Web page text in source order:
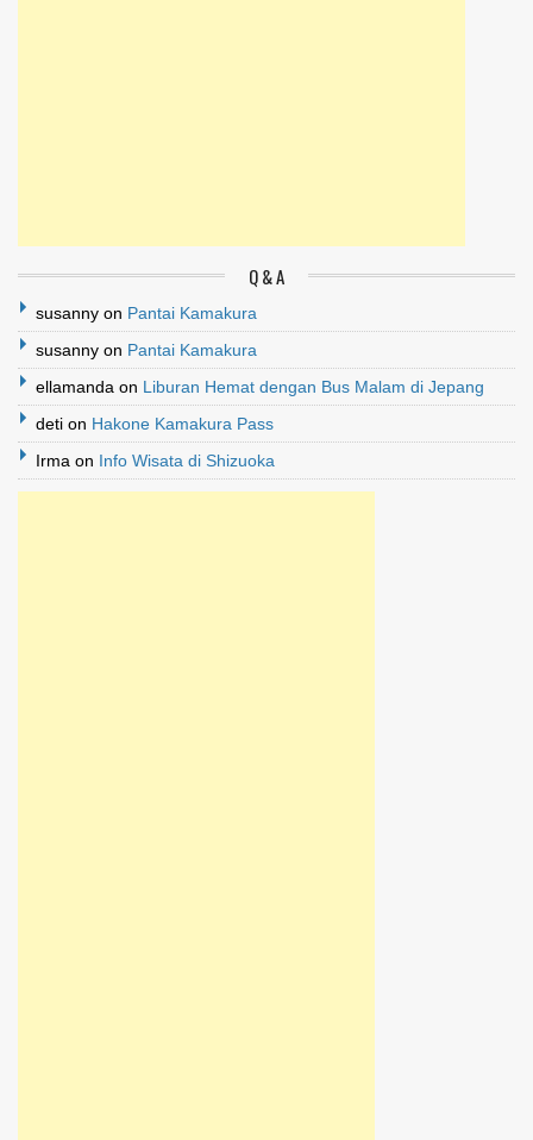
Q & A
susanny on Pantai Kamakura
susanny on Pantai Kamakura
ellamanda on Liburan Hemat dengan Bus Malam di Jepang
deti on Hakone Kamakura Pass
Irma on Info Wisata di Shizuoka